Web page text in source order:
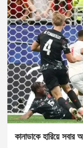
কানাডাকে হারিয়ে